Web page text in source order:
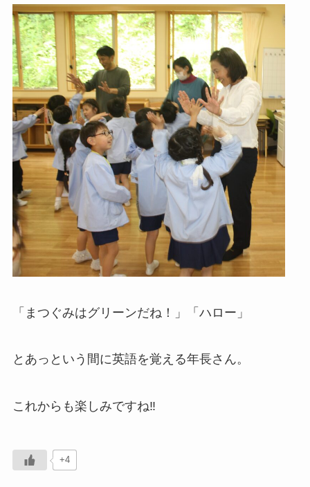
「まつぐみはグリーンだね！」「ハロー」
とあっという間に英語を覚える年長さん。
これからも楽しみですね‼
+4